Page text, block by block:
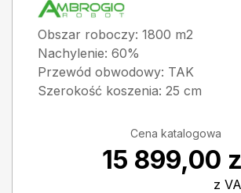
Obszar roboczy: 1800 m2
Nachylenie: 60%
Przewód obwodowy: TAK
Szerokość koszenia: 25 cm
Cena katalogowa
15 899,00
z